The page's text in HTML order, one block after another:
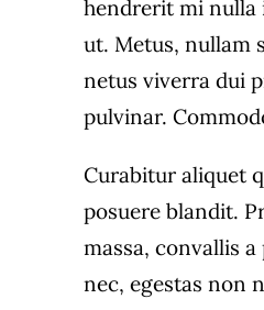
hendrerit mi nulla
ut. Metus, nullam
netus viverra dui
pulvinar.
Curabitur aliquet
posuere blandit.
massa, convallis
nec, egestas non